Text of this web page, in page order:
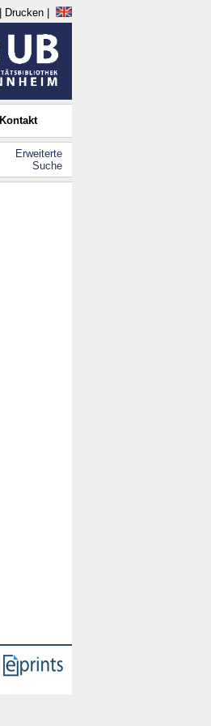
Drucken
Kontakt
Erweiterte
Suche